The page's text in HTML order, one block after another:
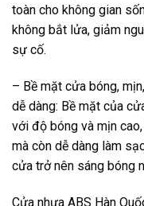
toàn cho không gian
không bắt lửa, giảm
sự cố.
– Bề mặt cửa bóng,
dễ dàng: Bề mặt của
với độ bóng và mịn
mà còn dễ dàng làm
cửa trở nên sáng bóng
Cửa nhựa ABS Hàn